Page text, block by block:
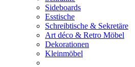
Sideboards
Esstische
Schreibtische & Sekretäre
Art déco & Retro Möbel
Dekorationen
Kleinmöbel